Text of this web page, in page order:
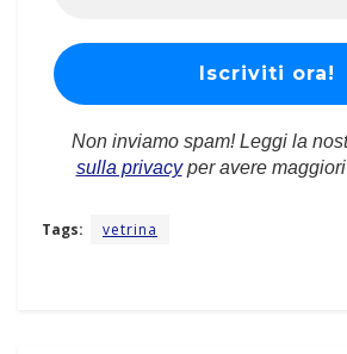
Non inviamo spam! Leggi la
sulla privacyper avere
Tags: vetrina